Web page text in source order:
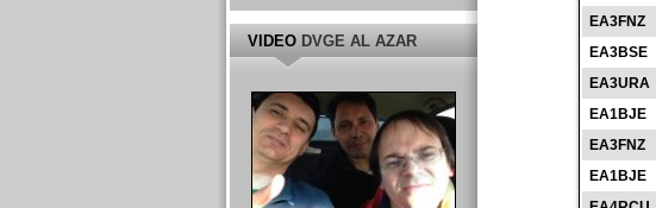
EA3FNZ
EA3BSE
EA3URA
EA1BJE
EA3FNZ
EA1BJE
VIDEODVGE AL AZAR